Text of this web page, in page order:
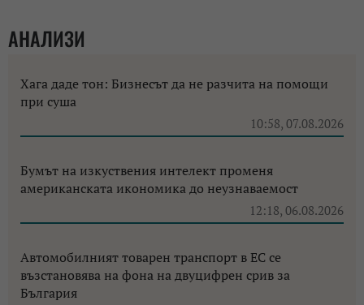
АНАЛИЗИ
Хага даде тон: Бизнесът да не разчита на помощи
при суша
10:58, 07.08.2026
Бумът на изкуствения интелект променя
американската икономика до неузнаваемост
12:18, 06.08.2026
Автомобилният товарен транспорт в ЕС се
възстановява на фона на двуцифрен срив за
България